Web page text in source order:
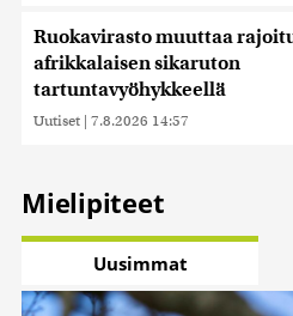
Ruokavirasto muuttaa
afrikkalaisen sikaruton
tartuntavyöhykkeellä
Uutiset | 7.8.2026 14:57
Mielipiteet
Uusimmat